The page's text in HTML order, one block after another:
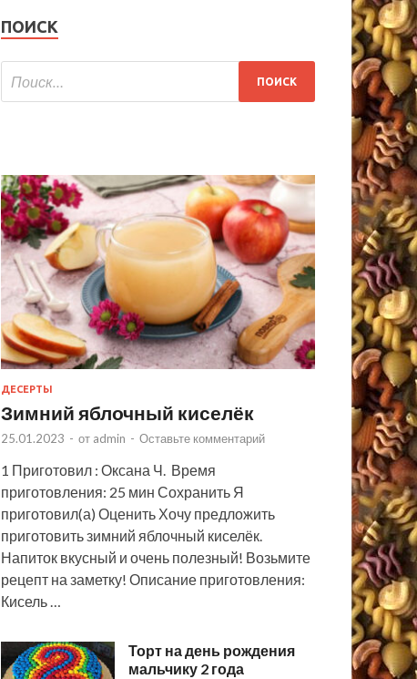
ПОИСК
ДЕСЕРТЫ
Зимний яблочный киселёк
25.01.2023 - от admin - Оставьте комментарий
1 Приготовил : Оксана Ч. Время
приготовления: 25 мин Сохранить Я
приготовил(а) Оценить Хочу предложить
приготовить зимний яблочный киселёк.
Напиток вкусный и очень полезный! Возьмите
рецепт на заметку! Описание приготовления:
Кисель …
Торт на день рождения
мальчику 2 года